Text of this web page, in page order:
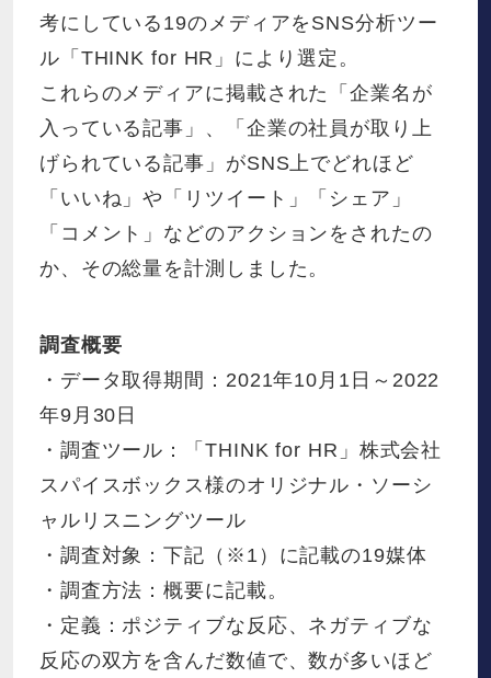
考にしている19のメディアをSNS分析ツー
ル「THINK for HR」により選定。
これらのメディアに掲載された「企業名が
入っている記事」、「企業の社員が取り上
げられている記事」がSNS上でどれほど
「いいね」や「リツイート」「シェア」
「コメント」などのアクションをされたの
か、その総量を計測しました。
調査概要
・データ取得期間：2021年10月1日～2022
年9月30日
・調査ツール：「THINK for HR」株式会社
スパイスボックス様のオリジナル・ソーシ
ャルリスニングツール
・調査対象：下記（※1）に記載の19媒体
・調査方法：概要に記載。
・定義：ポジティブな反応、ネガティブな
反応の双方を含んだ数値で、数が多いほど